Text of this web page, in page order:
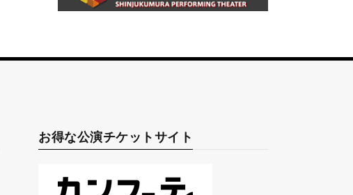
お得な公演チケットサイト